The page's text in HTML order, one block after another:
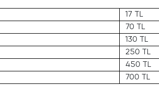
17 TL
70 TL
130 TL
250 TL
450 TL
700 TL